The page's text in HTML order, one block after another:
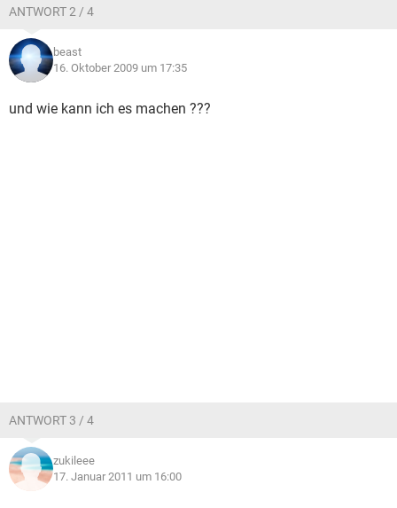
ANTWORT 2 / 4
beast
16. Oktober 2009 um 17:35
und wie kann ich es machen ???
ANTWORT 3 / 4
zukileee
17. Januar 2011 um 16:00